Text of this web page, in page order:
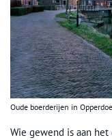
Oude boerderijen in
Wie gewend is aan